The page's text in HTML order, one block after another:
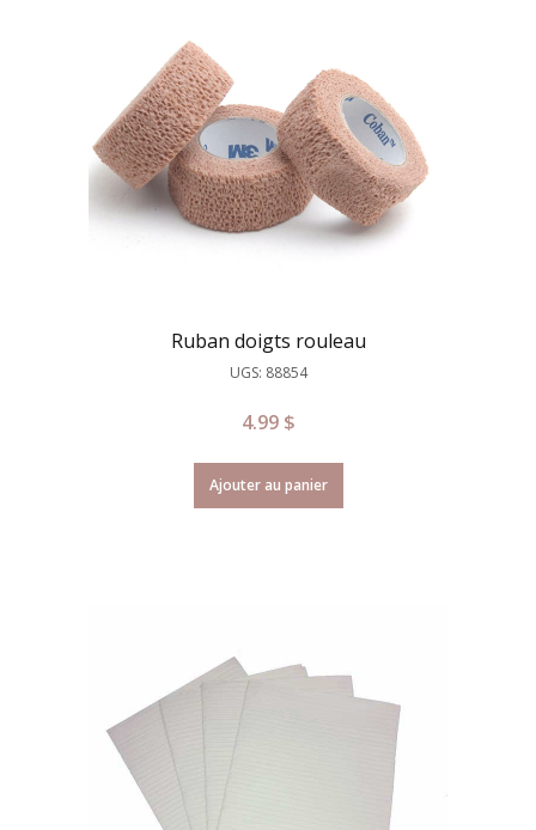
Ruban doigts rouleau
UGS: 88854
4.99 $
Ajouter au panier